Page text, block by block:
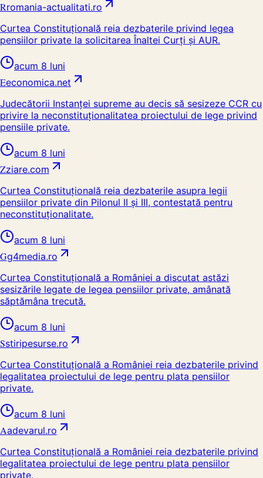
Rromania-actualitati.ro
Curtea Constituțională reia dezbaterile privind legea
pensiilor private la solicitarea Înaltei Curți și AUR.
acum 8 luni
Eeconomica.net
Judecătorii Instanţei supreme au decis să sesizeze CCR cu
privire la neconstituţionalitatea proiectului de lege privind
pensiile private.
acum 8 luni
Zziare.com
Curtea Constituțională reia dezbaterile asupra legii
pensiilor private din Pilonul II și III, contestată pentru
neconstituționalitate.
acum 8 luni
Gg4media.ro
Curtea Constituțională a României a discutat astăzi
sesizările legate de legea pensiilor private, amânată
săptămâna trecută.
acum 8 luni
Sstiripesurse.ro
Curtea Constituțională a României reia dezbaterile privind
legalitatea proiectului de lege pentru plata pensiilor
private.
acum 8 luni
Aadevarul.ro
Curtea Constituțională a României reia dezbaterile privind
legalitatea proiectului de lege pentru plata pensiilor
private.